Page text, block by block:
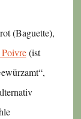
(Baguette),
(ist